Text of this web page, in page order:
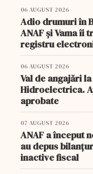
06 AUGUST 2026
Adio drumuri în
ANAF și Vama îi
registru
06 AUGUST 2026
Val de angajări
Hidroelectrica.
aprobate
07 AUGUST 2026
ANAF a început
au depus
inactive fiscal